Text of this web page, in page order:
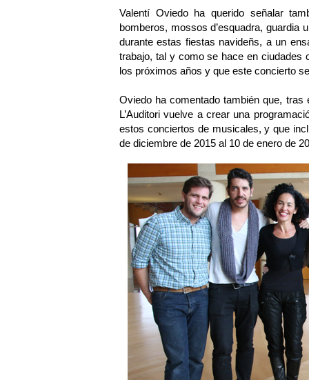
Valentí Oviedo ha querido señalar
bomberos, mossos d’esquadra, guardia
durante estas fiestas navideñs, a un
trabajo, tal y como se hace en ciudades
los próximos años y que este concierto
Oviedo ha comentado también que,
L’Auditori vuelve a crear una
estos conciertos de musicales, y que
de diciembre de 2015 al 10 de enero de